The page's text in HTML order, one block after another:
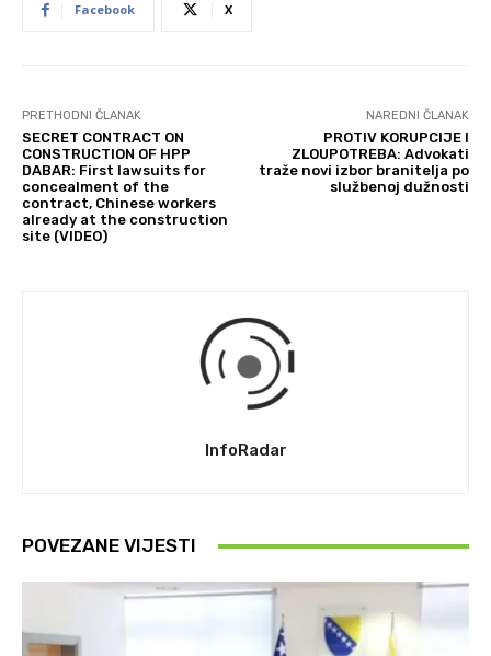
Facebook X
PRETHODNI ČLANAK
SECRET CONTRACT ON
CONSTRUCTION OF HPP
DABAR: First lawsuits for
concealment of the
contract, Chinese workers
already at the construction
site (VIDEO)
NAREDNI ČLANAK
PROTIV KORUPCIJE I
ZLOUPOTREBA: Advokati
traže novi izbor branitelja po
službenoj dužnosti
InfoRadar
POVEZANE VIJESTI